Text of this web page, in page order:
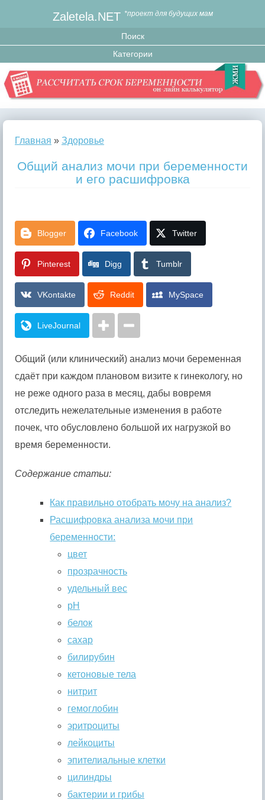
Zaletela.NET *проект для будущих мам
Главная » Здоровье
Общий анализ мочи при беременности
и его расшифровка
Blogger Facebook Twitter
Pinterest Digg Tumblr
VKontakte Reddit MySpace
LiveJournal
Общий (или клинический) анализ мочи беременная
сдаёт при каждом плановом визите к гинекологу, но
не реже одного раза в месяц, дабы вовремя
отследить нежелательные изменения в работе
почек, что обусловлено большой их нагрузкой во
время беременности.
Содержание статьи:
Как правильно отобрать мочу на анализ?
Расшифровка анализа мочи при
беременности:
цвет
прозрачность
удельный вес
pH
белок
сахар
билирубин
кетоновые тела
нитрит
гемоглобин
эритроциты
лейкоциты
эпителиальные клетки
цилиндры
бактерии и грибы